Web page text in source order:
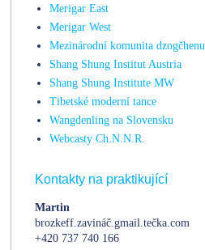
Merigar East
Merigar West
Mezinárodní komunita dzogčhenu
Shang Shung Institut Austria
Shang Shung Institute MW
Tibetské moderní tance
Wangdenling na Slovensku
Webcasty Ch.N.N.R.
Kontakty na praktikující
Martin
brozkeff.zavináč.gmail.tečka.com
+420 737 740 166